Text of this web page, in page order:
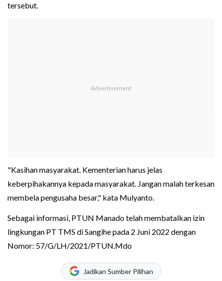
tersebut.
"Kasihan masyarakat. Kementerian harus jelas
keberpihakannya kepada masyarakat. Jangan malah terkesan
membela pengusaha besar," kata Mulyanto.
Sebagai informasi, PTUN Manado telah membatalkan izin
lingkungan PT TMS di Sangihe pada 2 Juni 2022 dengan
Nomor: 57/G/LH/2021/PTUN.Mdo
Jadikan Sumber Pilihan